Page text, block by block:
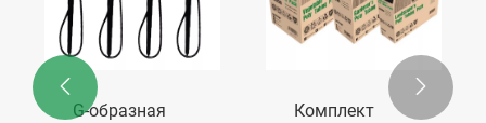
Посмотреть
больше >>
Посмотреть
 